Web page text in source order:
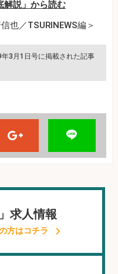
解説」から読む
也／TSURINEWS編＞
3月1日号に掲載された記事
求人情報
方はコチラ